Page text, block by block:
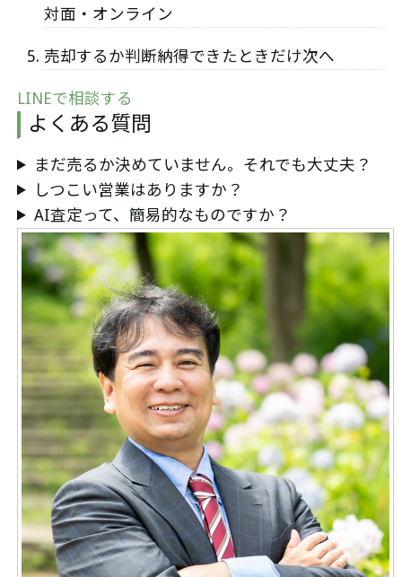
対面・オンライン
売却するか判断納得できたときだけ次へ
LINEで相談する
よくある質問
まだ売るか決めていません。それでも大丈夫？
しつこい営業はありますか？
AI査定って、簡易的なものですか？